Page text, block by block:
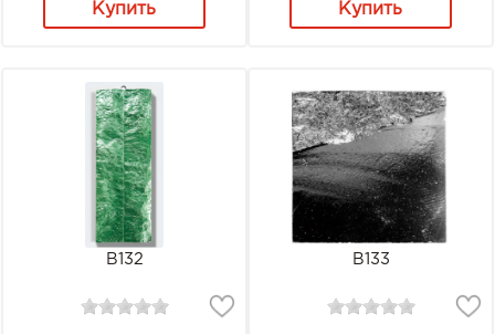
Купить Купить
В132 В133